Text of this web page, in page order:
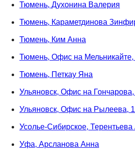
Тюмень, Духонина Валерия
Тюмень, Караметдинова
Тюмень, Ким Анна
Тюмень, Офис на Мельникайте,
Тюмень, Петкау Яна
Ульяновск, Офис на
Ульяновск, Офис на Рылеева,
Усолье-Сибирское, Терентьева
Уфа, Арсланова Анна